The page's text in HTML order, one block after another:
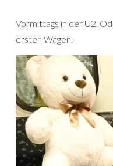
Vormittags in der U2.
ersten Wagen.